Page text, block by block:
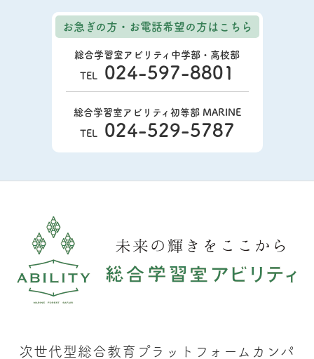
お急ぎの方・お電話希望の方はこちら
総合学習室アビリティ中学部・高校部
TEL 024-597-8801
総合学習室アビリティ初等部 MARINE
TEL 024-529-5787
次世代型総合教育プラットフォームカンパ